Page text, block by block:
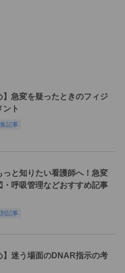
】急変を疑ったときのフィジ
ント
記事
っと知りたい看護師へ！急変
・呼吸管理などおすすめ記事
記事
】迷う場面のDNAR指示の考